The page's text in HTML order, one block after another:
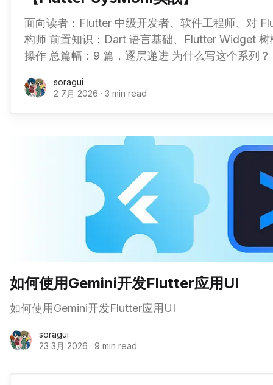
面向读者：Flutter 中级开发者、软件工程师、对
构师 前置知识：Dart 语言基础、Flutter Widget
操作 总篇幅：9 篇，逐层递进 为什么写这个系列？ SysMonitor 是一个
据采集：解析 Linux
soragui
2 7月 2026 · 3 min read
如何使用Gemini开发Flutter应用UI
如何使用Gemini开发Flutter应用UI
soragui
23 3月 2026 · 9 min read